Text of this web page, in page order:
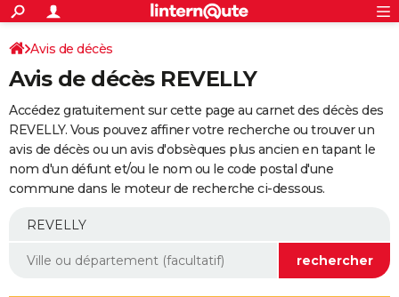
ACTUALITÉS
Politique
Société
Faits Divers
Education
Monde
Villes
+
SPORT
Coupe du monde 2026
Football
Tennis
Cyclisme
Rugby
Forum
Programme TV
TNT
Streaming
Cinéma
Sorties cinéma
Musique
+
FINANCE
Retraite
Epargne
Immobilier
Risques naturels par ville
Banque
Assurance
AUTO
Essais
Réserver un essai
Citadines
Berlines
SUV
Forum auto
+
Mobiles
Meilleur smartphone
Internet
Ordinateurs
Jeux vidéo
Guide high-tech
Aménagement intérieur
Avis de décès
Avis de décès REVELLY
Accédez gratuitement sur cette page au carnet des décès des
REVELLY. Vous pouvez affiner votre recherche ou trouver un
avis de décès ou un avis d'obsèques plus ancien en tapant le
nom d'un défunt et/ou le nom ou le code postal d'une
commune dans le moteur de recherche ci-dessous.